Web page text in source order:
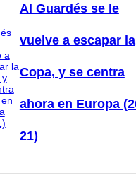
Al Guardés se le
vuelve a escapar la
Copa, y se centra
ahora en Europa
21)